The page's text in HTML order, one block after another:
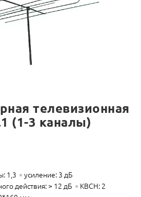
телевизионная
(1-3 каналы)
1,3
усиление: 3 дБ
действия: > 12 дБ
КВСН: 2